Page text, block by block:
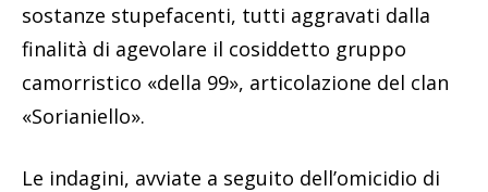
sostanze stupefacenti, tutti aggravati dalla
finalità di agevolare il cosiddetto gruppo
camorristico «della 99», articolazione del clan
«Sorianiello».
Le indagini, avviate a seguito dell’omicidio di